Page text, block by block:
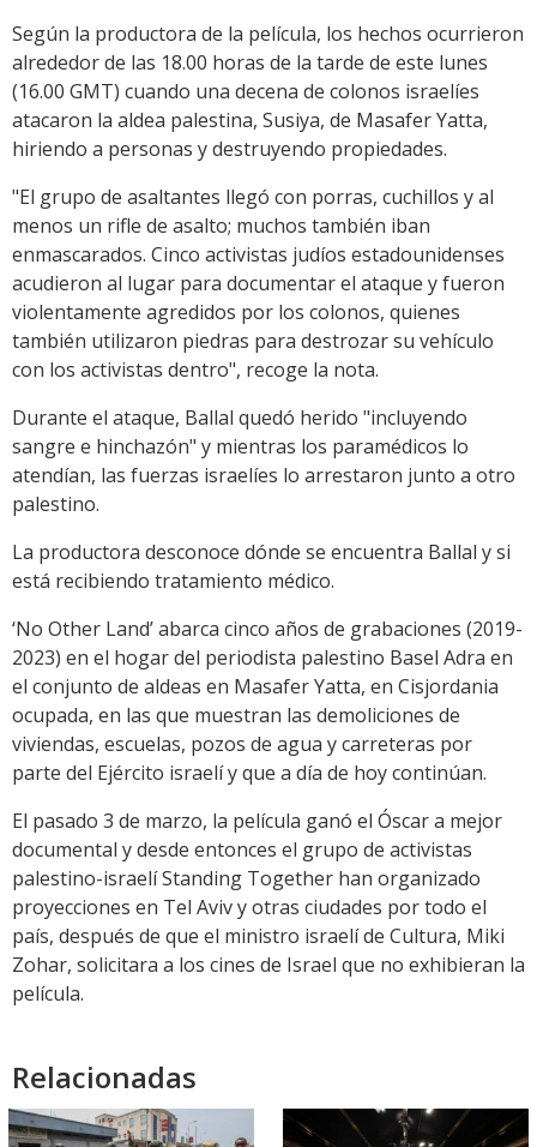
Según la productora de la película, los hechos ocurrieron
alrededor de las 18.00 horas de la tarde de este lunes
(16.00 GMT) cuando una decena de colonos israelíes
atacaron la aldea palestina, Susiya, de Masafer Yatta,
hiriendo a personas y destruyendo propiedades.
"El grupo de asaltantes llegó con porras, cuchillos y al
menos un rifle de asalto; muchos también iban
enmascarados. Cinco activistas judíos estadounidenses
acudieron al lugar para documentar el ataque y fueron
violentamente agredidos por los colonos, quienes
también utilizaron piedras para destrozar su vehículo
con los activistas dentro", recoge la nota.
Durante el ataque, Ballal quedó herido "incluyendo
sangre e hinchazón" y mientras los paramédicos lo
atendían, las fuerzas israelíes lo arrestaron junto a otro
palestino.
La productora desconoce dónde se encuentra Ballal y si
está recibiendo tratamiento médico.
‘No Other Land’ abarca cinco años de grabaciones (2019-
2023) en el hogar del periodista palestino Basel Adra en
el conjunto de aldeas en Masafer Yatta, en Cisjordania
ocupada, en las que muestran las demoliciones de
viviendas, escuelas, pozos de agua y carreteras por
parte del Ejército israelí y que a día de hoy continúan.
El pasado 3 de marzo, la película ganó el Óscar a mejor
documental y desde entonces el grupo de activistas
palestino-israelí Standing Together han organizado
proyecciones en Tel Aviv y otras ciudades por todo el
país, después de que el ministro israelí de Cultura, Miki
Zohar, solicitara a los cines de Israel que no exhibieran la
película.
Relacionadas